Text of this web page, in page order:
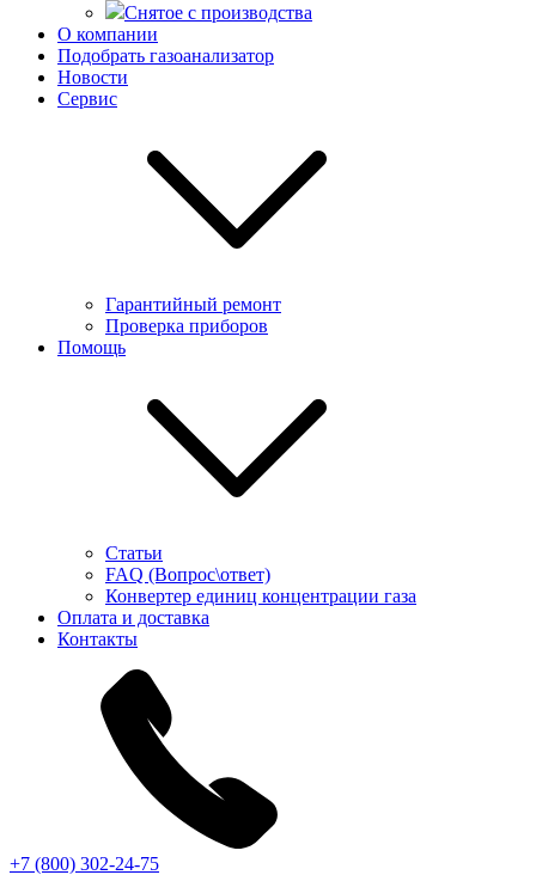
Снятое с производства
О компании
Подобрать газоанализатор
Новости
Сервис
Гарантийный ремонт
Проверка приборов
Помощь
Статьи
FAQ (Вопрос\ответ)
Конвертер единиц концентрации газа
Оплата и доставка
Контакты
+7 (800) 302-24-75